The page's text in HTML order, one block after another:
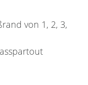
von 1, 2, 3,